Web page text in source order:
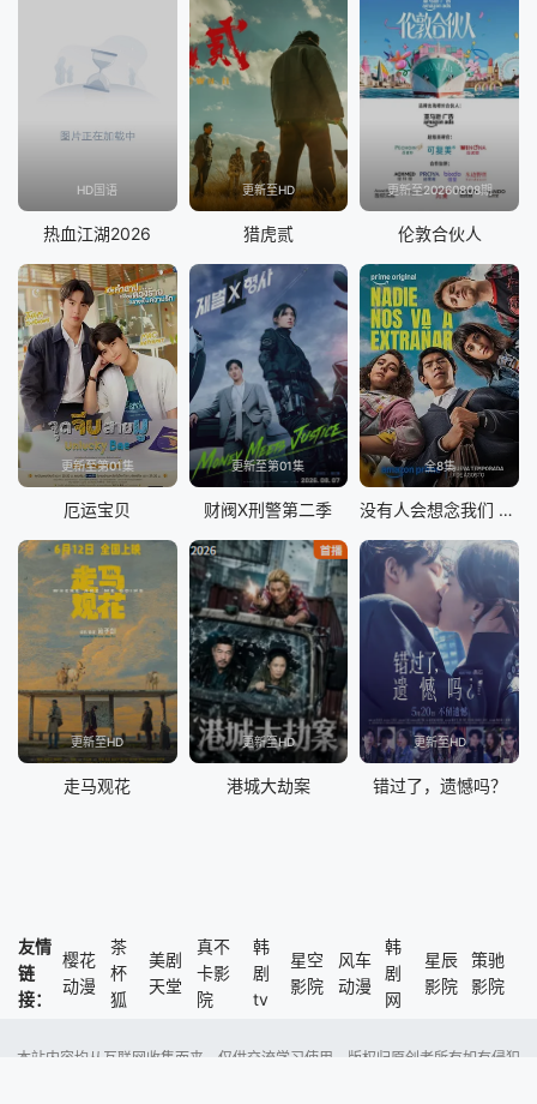
HD国语
热血江湖2026
更新至HD
猎虎贰
更新至20260808期
伦敦合伙人
更新至第01集
厄运宝贝
更新至第01集
财阀X刑警第二季
全8集
没有人会想念我们 第二季
更新至HD
走马观花
更新至HD
港城大劫案
更新至HD
错过了，遗憾吗？
友情
链
接：
樱花
动漫
茶
杯
狐
美剧
天堂
真不
卡影
院
韩
剧
tv
星空
影院
风车
动漫
韩
剧
网
星辰
影院
策驰
影院
本站内容均从互联网收集而来，仅供交流学习使用，版权归原创者所有如有侵犯